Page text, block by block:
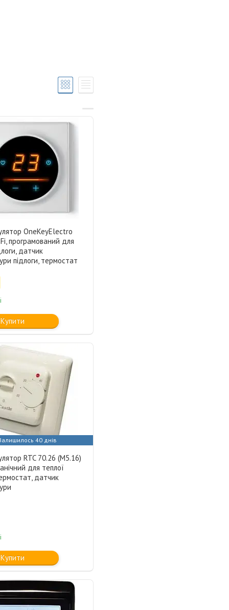
OneKeyElectro
програмований для
датчик
підлоги, термостат
Купити
40 днів
RTC 70.26 (M5.16)
для теплої
датчик
Купити